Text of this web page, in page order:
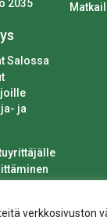
verkkosivuston
2035
Salossa
ja